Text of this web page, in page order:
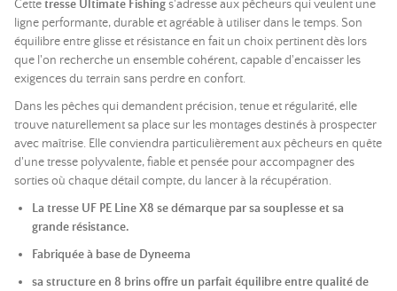
Cettetresse Ultimate Fishings'adresse aux pêcheurs qui veulent une
ligne performante, durable et agréable à utiliser dans le temps. Son
équilibre entre glisse et résistance en fait un choix pertinent dès lors
que l'on recherche un ensemble cohérent, capable d'encaisser les
exigences du terrain sans perdre en confort.
Dans les pêches qui demandent précision, tenue et régularité, elle
trouve naturellement sa place sur les montages destinés à prospecter
avec maîtrise. Elle conviendra particulièrement aux pêcheurs en quête
d'une tresse polyvalente, fiable et pensée pour accompagner des
sorties où chaque détail compte, du lancer à la récupération.
La tresse UF PE Line X8 se démarque par sa souplesse et sa
grande résistance.
Fabriquée à base de Dyneema
sa structure en 8 brins offre un parfait équilibre entre qualité de